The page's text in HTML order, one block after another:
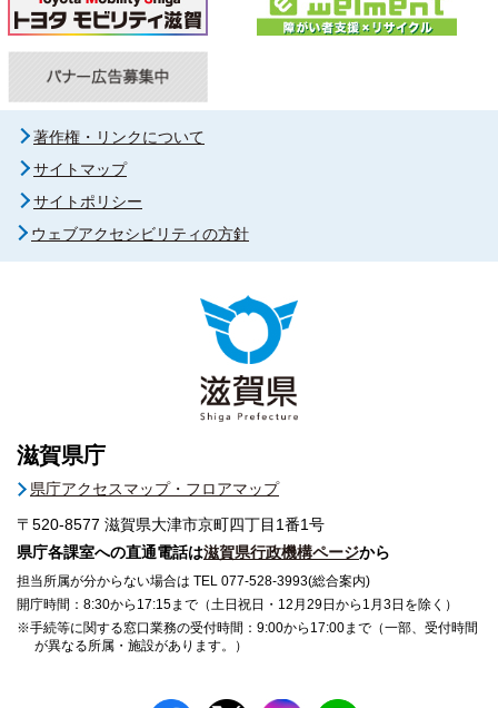
著作権・リンクについて
サイトマップ
サイトポリシー
ウェブアクセシビリティの方針
滋賀県庁
県庁アクセスマップ・フロアマップ
〒520-8577 滋賀県大津市京町四丁目1番1号
県庁各課室への直通電話は滋賀県行政機構ページから
担当所属が分からない場合は TEL 077-528-3993(総合案内)
開庁時間：8:30から17:15まで（土日祝日・12月29日から1月3日を除く）
※手続等に関する窓口業務の受付時間：9:00から17:00まで（一部、受付時間
が異なる所属・施設があります。）